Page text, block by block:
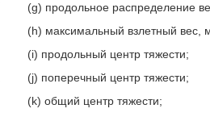
(g) продольное распределение
(h) максимальный взлетный вес,
(i) продольный центр тяжести;
(j) поперечный центр тяжести;
(k) общий центр тяжести;